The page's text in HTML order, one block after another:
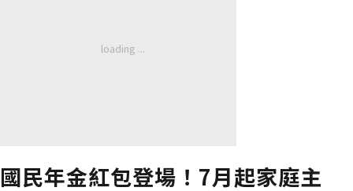
國民年金紅包登場！7月起家庭主